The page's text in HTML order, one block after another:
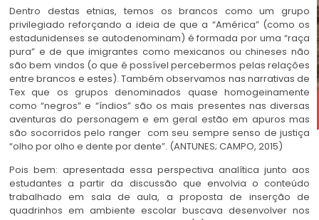
Dentro destas etnias, temos os brancos como um grupo
privilegiado reforçando a ideia de que a “América” (como os
estadunidenses se autodenominam) é formada por uma “raça
pura” e de que imigrantes como mexicanos ou chineses não
são bem vindos (o que é possível percebermos pelas relações
entre brancos e estes). Também observamos nas narrativas de
Tex que os grupos denominados quase homogeinamente
como “negros” e “índios” são os mais presentes nas diversas
aventuras do personagem e em geral estão em apuros mas
são socorridos pelo ranger com seu sempre senso de justiça
“olho por olho e dente por dente”. (ANTUNES; CAMPO, 2015)
Pois bem: apresentada essa perspectiva analítica junto aos
estudantes a partir da discussão que envolvia o conteúdo
trabalhado em sala de aula, a proposta de inserção de
quadrinhos em ambiente escolar buscava desenvolver nos